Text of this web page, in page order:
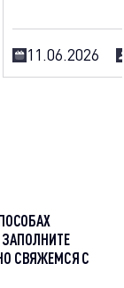
11.06.2026
СВЯЖЕМСЯ С